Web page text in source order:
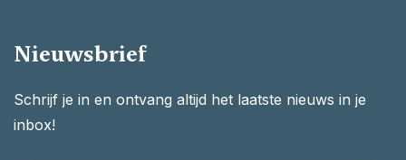
Nieuwsbrief
Schrijf je in en ontvang altijd het laatste nieuws in je
inbox!